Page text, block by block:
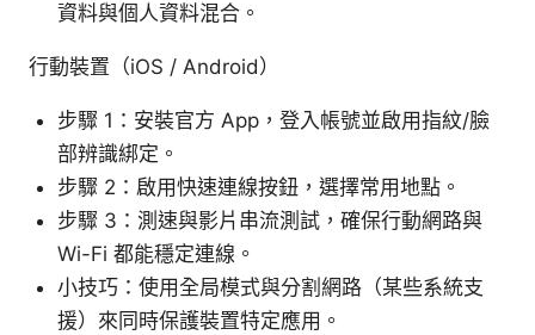
資料與個人資料混合。
行動裝置（iOS / Android）
步驟 1：安裝官方 App，登入帳號並啟用指紋/臉
部辨識綁定。
步驟 2：啟用快速連線按鈕，選擇常用地點。
步驟 3：測速與影片串流測試，確保行動網路與
Wi-Fi 都能穩定連線。
小技巧：使用全局模式與分割網路（某些系統支
援）來同時保護裝置特定應用。